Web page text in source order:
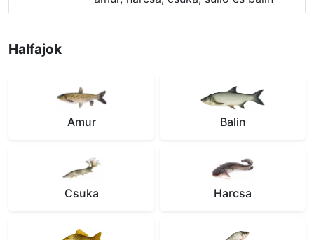
Halfajok
Amur Balin
Csuka Harcsa